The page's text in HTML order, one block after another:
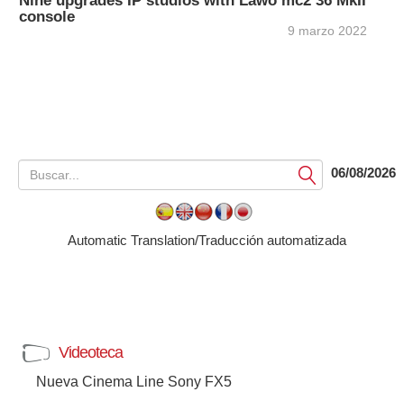
console
9 marzo 2022
Submit06/08/2026
Automatic Translation/Traducción automatizada
Videoteca
Nueva Cinema Line Sony FX5